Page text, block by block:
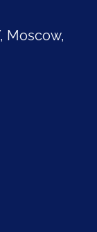
Moscow,